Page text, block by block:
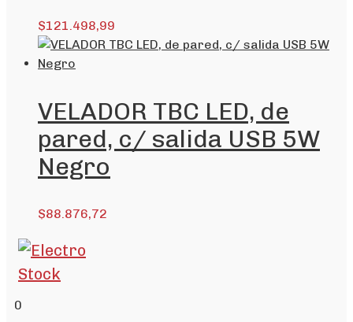
$121.498,99
VELADOR TBC LED, de
pared, c/ salida USB 5W
Negro
$88.876,72
0